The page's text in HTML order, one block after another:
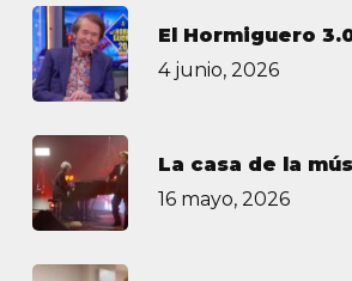
El Hormiguero
4 junio, 2026
La casa de la
16 mayo, 2026